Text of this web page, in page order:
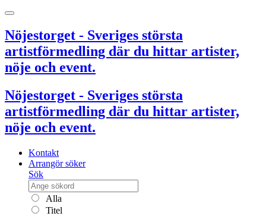
Nöjestorget - Sveriges största
artistförmedling där du hittar artister,
nöje och event.
Nöjestorget - Sveriges största
artistförmedling där du hittar artister,
nöje och event.
Kontakt
Arrangör söker
Sök
Alla
Titel